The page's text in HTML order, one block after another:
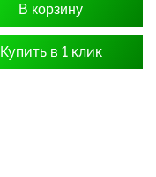
В корзину
Купить в 1 клик